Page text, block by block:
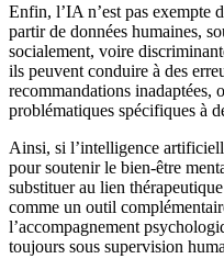
Enfin, l’IA n’est pas exempte
partir de données humaines,
socialement, voire
ils peuvent conduire à des
recommandations inadaptées,
problématiques spécifiques à
Ainsi, si l’intelligence
pour soutenir le bien-être
substituer au lien
comme un outil
l’accompagnement
toujours sous supervision